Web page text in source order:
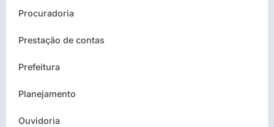
Procuradoria
Prestação de contas
Prefeitura
Planejamento
Ouvidoria